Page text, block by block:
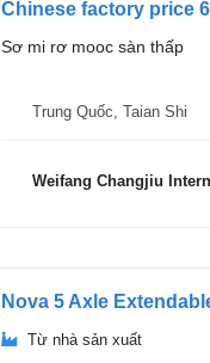
Chinese factory price
Sơ mi rơ mooc sàn thấp
Trung Quốc, Taian Shi
Weifang Changjiu
Nova 5 Axle
Từ nhà sản xuất